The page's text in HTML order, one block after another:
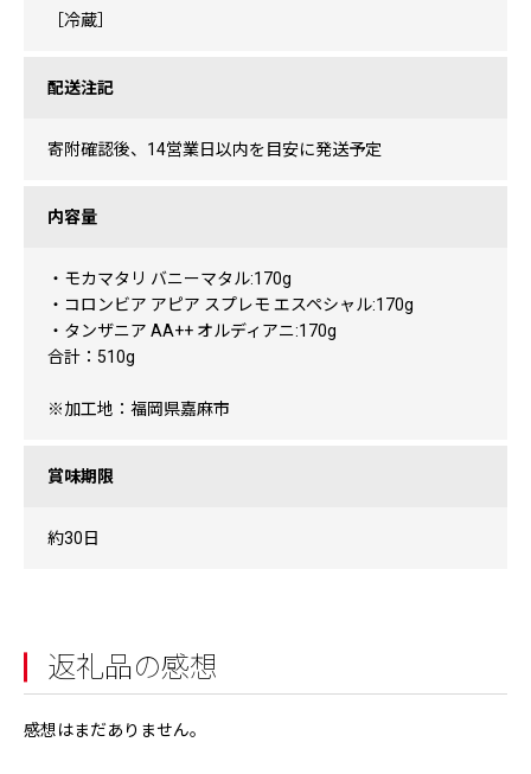
［冷蔵］
配送注記
寄附確認後、14営業日以内を目安に発送予定
内容量
・モカマタリ バニーマタル:170g
・コロンビア アピア スプレモ エスペシャル:170g
・タンザニア AA++ オルディアニ:170g
合計：510g
※加工地：福岡県嘉麻市
賞味期限
約30日
返礼品の感想
感想はまだありません。